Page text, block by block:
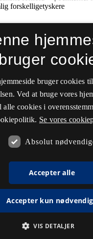
bruger
bruger cookies
Ved at bruge vores
cookies i
Se vores
Absolut
Accepter alle
Accepter kun
VIS DETALJER